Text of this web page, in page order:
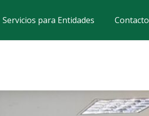
Servicios para Entidades Contacto